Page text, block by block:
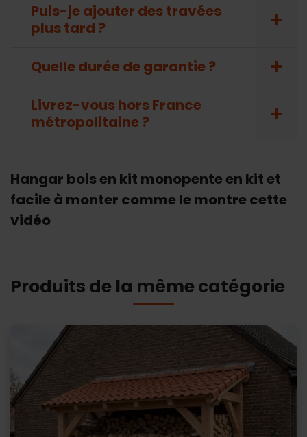
Puis-je ajouter des travées
plus tard ?
Quelle durée de garantie ?
Livrez-vous hors France
métropolitaine ?
Hangar bois en kit monopente en kit et
facile à monter comme le montre cette
vidéo
Produits de la même catégorie